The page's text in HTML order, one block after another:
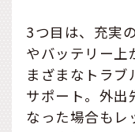
3つ目は、充実
やバッテリー上
まざまなトラブ
サポート。外出
なった場合もレ